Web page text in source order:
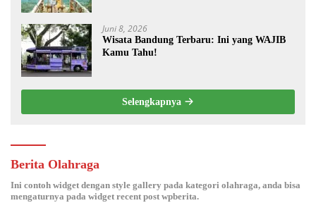
Juni 8, 2026
Wisata Bandung Terbaru: Ini yang WAJIB
Kamu Tahu!
Selengkapnya
Berita Olahraga
Ini contoh widget dengan style gallery pada kategori olahraga, anda bisa
mengaturnya pada widget recent post wpberita.